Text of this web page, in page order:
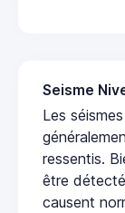
Seisme
Les
ressentis.
être
causent